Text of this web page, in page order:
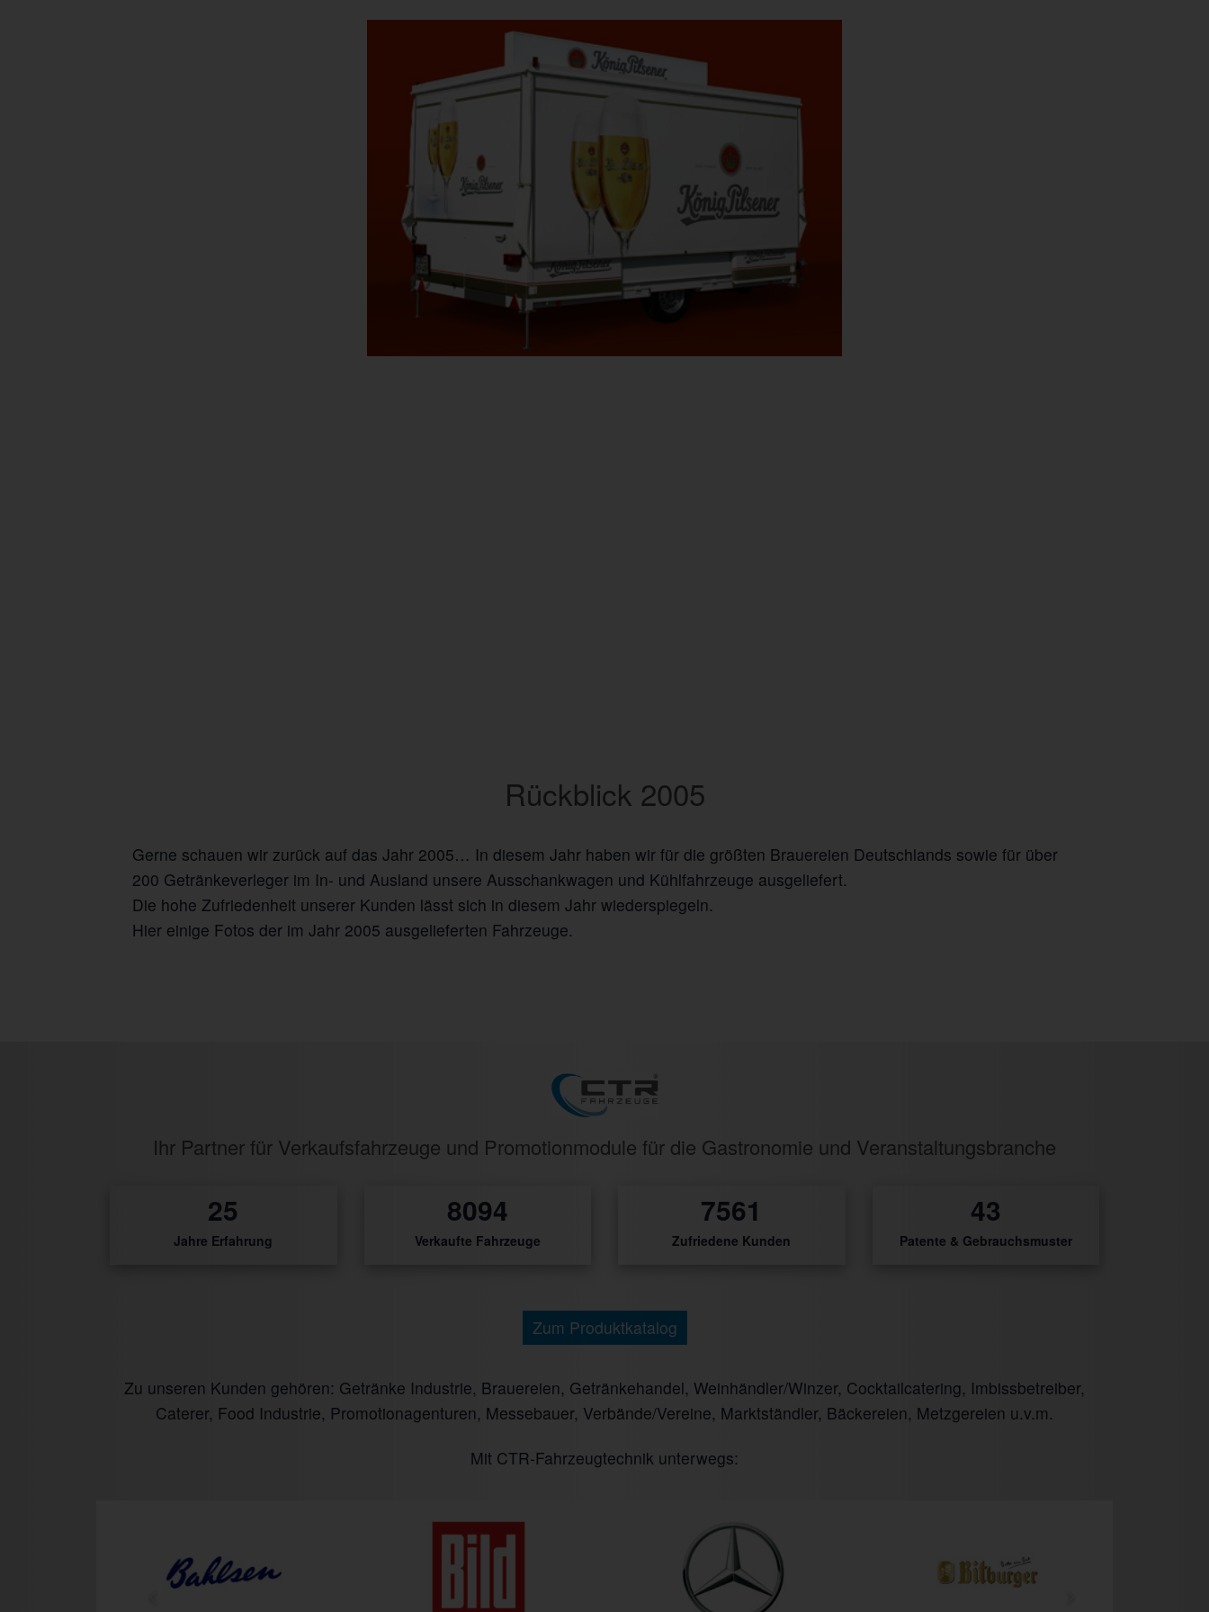
Rückblick 2005
Gerne schauen wir zurück auf das Jahr 2005… In diesem Jahr haben wir für die größten Brauereien Deutschlands sowie für über
200 Getränkeverleger im In- und Ausland unsere Ausschankwagen und Kühlfahrzeuge ausgeliefert.
Die hohe Zufriedenheit unserer Kunden lässt sich in diesem Jahr wiederspiegeln.
Hier einige Fotos der im Jahr 2005 ausgelieferten Fahrzeuge.
Ihr Partner für Verkaufsfahrzeuge und Promotionmodule für die Gastronomie und Veranstaltungsbranche
31
Jahre Erfahrung
10031
Verkaufte Fahrzeuge
9370
Zufriedene Kunden
54
Patente & Gebrauchsmuster
Zum Produktkatalog
Zu unseren Kunden gehören: Getränke Industrie, Brauereien, Getränkehandel, Weinhändler/Winzer, Cocktailcatering, Imbissbetreiber,
Caterer, Food Industrie, Promotionagenturen, Messebauer, Verbände/Vereine, Marktständler, Bäckereien, Metzgereien u.v.m.
Mit CTR-Fahrzeugtechnik unterwegs: